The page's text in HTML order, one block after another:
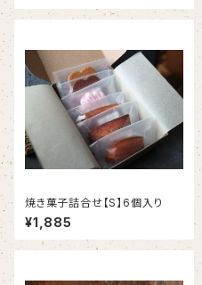
焼き菓子詰合せ【S】6個入り
¥1,885